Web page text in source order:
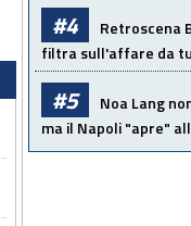
#4
Retroscena
filtra sull'affare da
#5
Noa Lang
ma il Napoli "apre"